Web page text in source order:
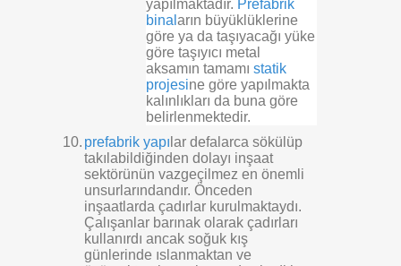
yapılmaktadır. Prefabrik
binal arın büyüklüklerine
göre ya da taşıyacağı yüke
göre taşıyıcı metal
aksamın tamamı statik
projesine göre yapılmakta
kalınlıkları da buna göre
belirlenmektedir.
10. prefabrik yapı lar defalarca sökülüp
takılabildiğinden dolayı inşaat
sektörünün vazgeçilmez en önemli
unsurlarındandır. Önceden
inşaatlarda çadırlar kurulmaktaydı.
Çalışanlar barınak olarak çadırları
kullanırdı ancak soğuk kış
günlerinde ıslanmaktan ve